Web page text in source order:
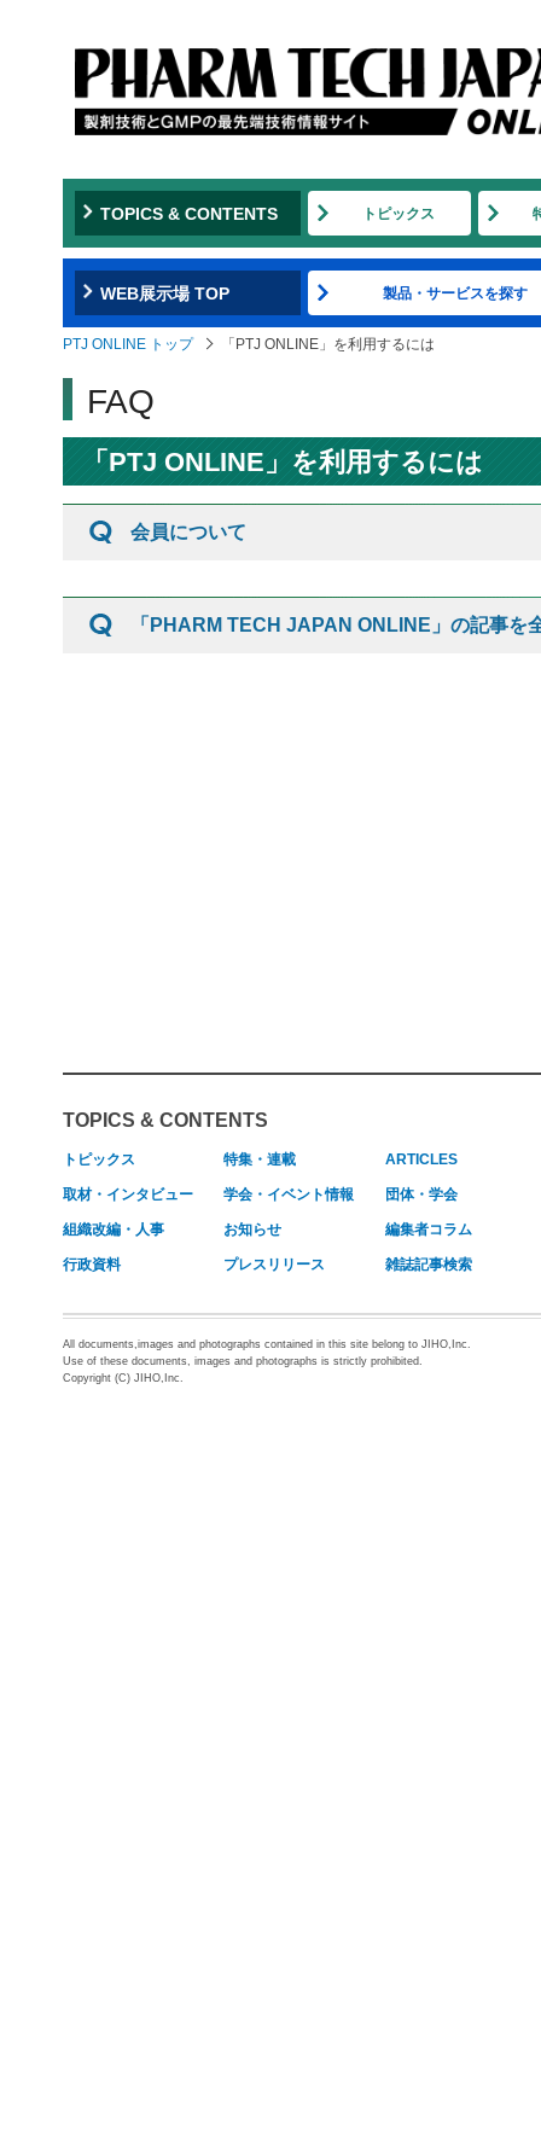
TOPICS & CONTENTS トピックス
WEB展示場 TOP 製品・サービスを探す
PTJ ONLINE トップ 「PTJ ONLINE」を利用するには
FAQ
「PTJ ONLINE」を利用するには
会員について
「PHARM TECH JAPAN ONLINE」の記事を
TOPICS & CONTENTS
トピックス 特集・連載 ARTICLES
取材・インタビュー 学会・イベント情報 団体・学会
組織改編・人事 お知らせ 編集者コラム
行政資料 プレスリリース 雑誌記事検索
All documents,images and photographs contained in this site belong to JIHO,Inc.
Use of these documents, images and photographs is strictly prohibited.
Copyright (C) JIHO,Inc.